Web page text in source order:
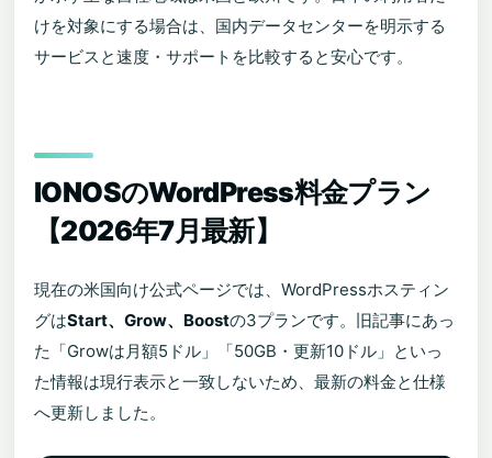
けを対象にする場合は、国内データセンターを明示する
サービスと速度・サポートを比較すると安心です。
IONOSのWordPress料金プラン
【2026年7月最新】
現在の米国向け公式ページでは、WordPressホスティン
グはStart、Grow、Boostの3プランです。旧記事にあっ
た「Growは月額5ドル」「50GB・更新10ドル」といっ
た情報は現行表示と一致しないため、最新の料金と仕様
へ更新しました。